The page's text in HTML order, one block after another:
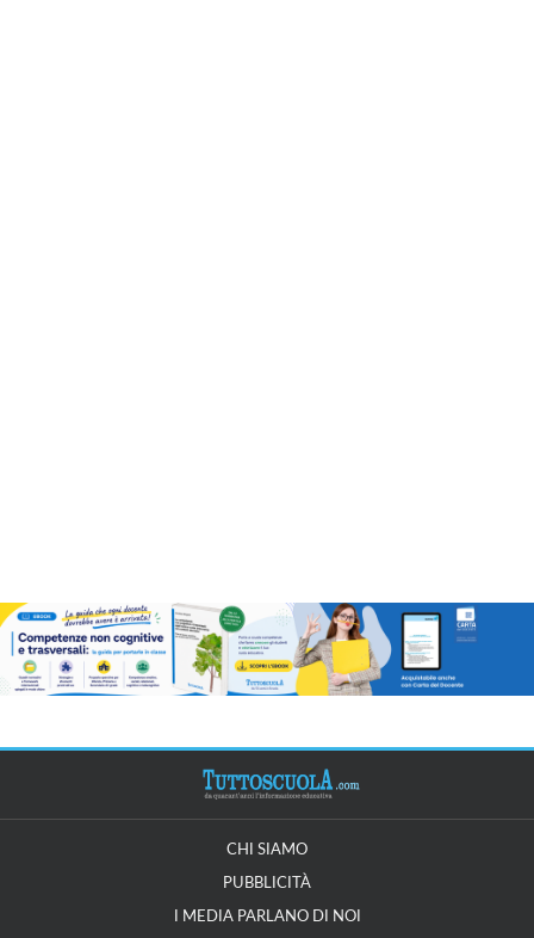
CHI SIAMO
PUBBLICITÀ
I MEDIA PARLANO DI NOI